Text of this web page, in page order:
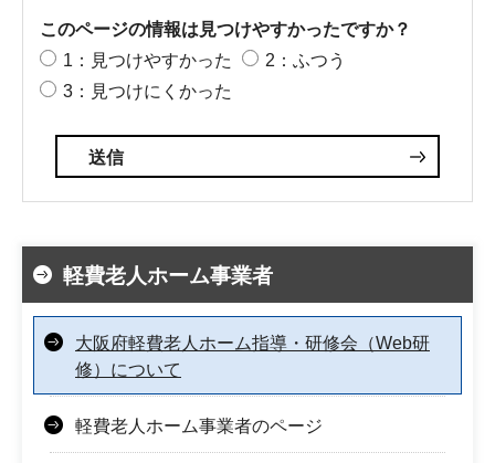
このページの情報は見つけやすかったですか？
1：見つけやすかった
2：ふつう
3：見つけにくかった
軽費老人ホーム事業者
大阪府軽費老人ホーム指導・研修会（Web研
修）について
軽費老人ホーム事業者のページ